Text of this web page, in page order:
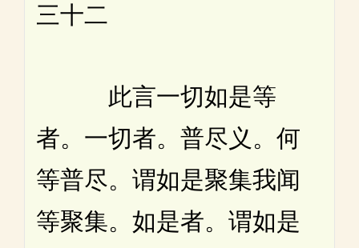
三十二
此言一切如是等
者。一切者。普尽义。何
等普尽。谓如是聚集我闻
等聚集。如是者。谓如是